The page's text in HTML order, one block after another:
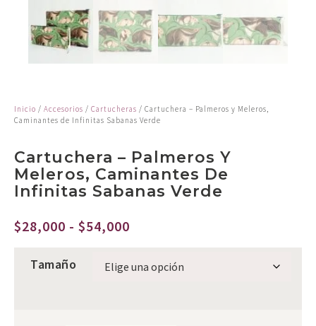
Inicio / Accesorios / Cartucheras / Cartuchera – Palmeros y Meleros,
Caminantes de Infinitas Sabanas Verde
Cartuchera – Palmeros Y
Meleros, Caminantes De
Infinitas Sabanas Verde
$28,000 - $54,000
Tamaño